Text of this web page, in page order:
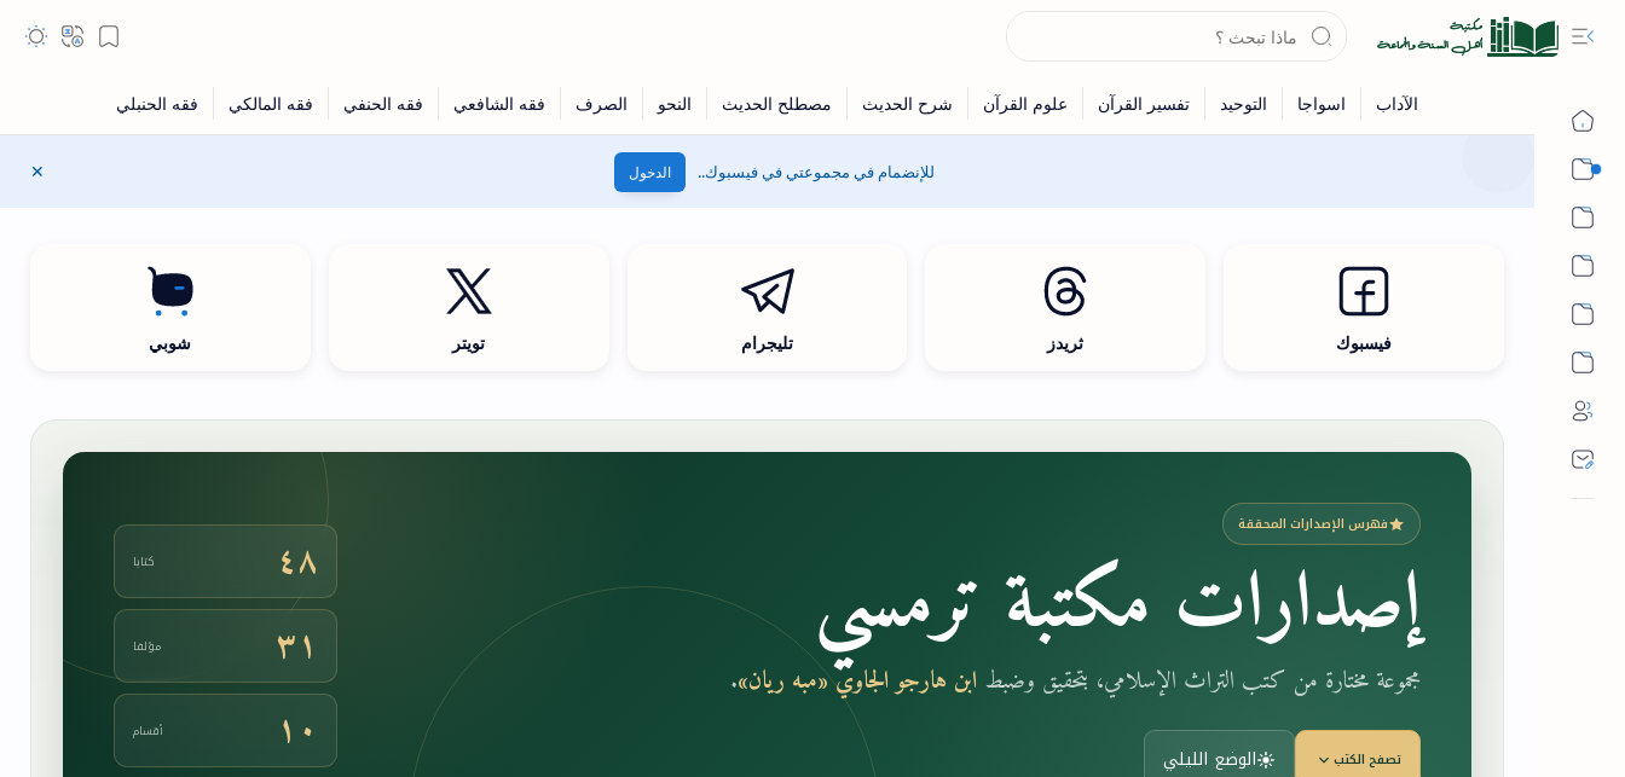
للإنضمام في مجموعتي في فيسبوك.. الدخول
فيسبوك ثريدز تليجرام تويتر شوبي
فهرس الإصدارات المحققة
إصدارات مكتبة ترمسي
مجموعة مختارة من كتب التراث الإسلامي، بتحقيق وضبط ابن هارجو الجاوي «مبه ريان».
تصفح الكتب الوضع الليلي
٤٨ كتابا
٣١ مؤلفا
١٠ أقسام